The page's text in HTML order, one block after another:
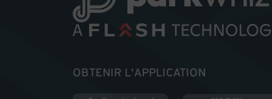
OBTENIR L'APPLICATION